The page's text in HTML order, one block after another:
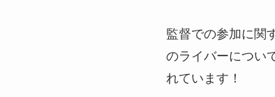
監督での参加に関
のライバーについ
れています！